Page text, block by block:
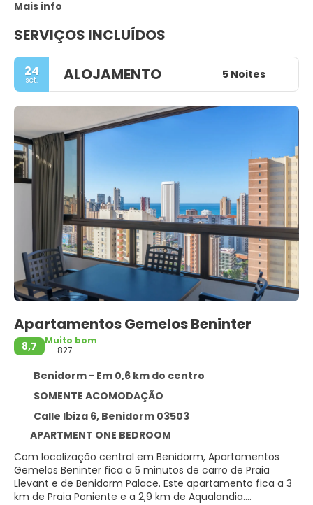
Mais info
SERVIÇOS INCLUÍDOS
24
set. ALOJAMENTO 5 Noites
Apartamentos Gemelos Beninter
8,7
Muito bom
827
Benidorm - Em 0,6 km do centro
SOMENTE ACOMODAÇÃO
Calle Ibiza 6, Benidorm 03503
APARTMENT ONE BEDROOM
Com localização central em Benidorm, Apartamentos
Gemelos Beninter fica a 5 minutos de carro de Praia
Llevant e de Benidorm Palace. Este apartamento fica a 3
km de Praia Poniente e a 2,9 km de Aqualandia.